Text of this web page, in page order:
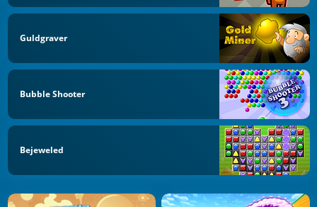
Guldgraver
Bubble Shooter
Bejeweled